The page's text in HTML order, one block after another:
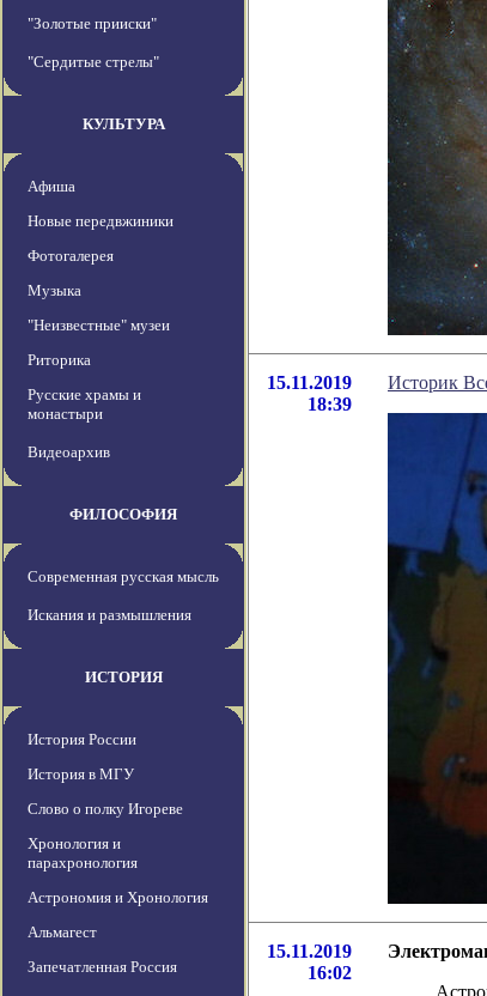
"Золотые прииски"
"Сердитые стрелы"
КУЛЬТУРА
Афиша
Новые передвжиники
Фотогалерея
Музыка
"Неизвестные" музеи
Риторика
Русские храмы и
монастыри
Видеоархив
ФИЛОСОФИЯ
Современная русская мысль
Искания и размышления
ИСТОРИЯ
История России
История в МГУ
Слово о полку Игореве
Хронология и
парахронология
Астрономия и Хронология
Альмагест
Запечатленная Россия
15.11.2019
18:39
Историк
15.11.2019
16:02